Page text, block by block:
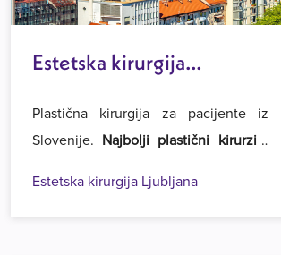
Estetska kirurgija
Plastična kirurgija za pacijente iz
Slovenije. Najbolji plastični kirurzi i
Dobrodošli u Estetsku kirurgiju Royal
u Beogradu.
Estetska kirurgija Ljubljana